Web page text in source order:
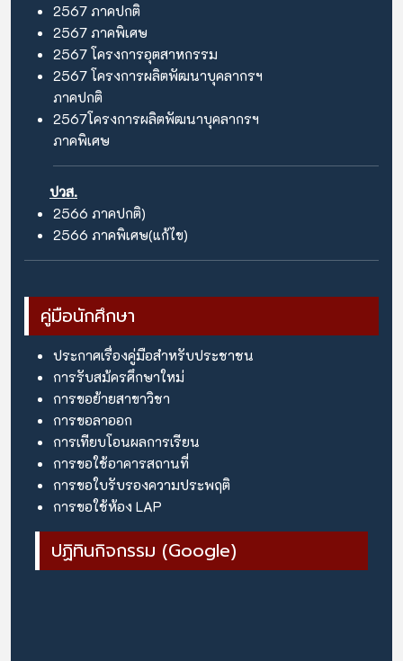
2567 ภาคปกติ
2567 ภาคพิเศษ
2567 โครงการอุตสาหกรรม
2567 โครงการผลิตพัฒนาบุคลากรฯ
ภาคปกติ
2567โครงการผลิตพัฒนาบุคลากรฯ
ภาคพิเศษ
ปวส.
2566 ภาคปกติ)
2566 ภาคพิเศษ(แก้ไข)
คู่มือนักศึกษา
ประกาศเรื่องคู่มือสำหรับประชาชน
การรับสม้ครศึกษาใหม่
การขอย้ายสาขาวิชา
การขอลาออก
การเทียบโอนผลการเรียน
การขอใช้อาคารสถานที่
การขอใบรับรองความประพฤติ
การขอใช้ห้อง LAP
ปฏิทินกิจกรรม (Google)